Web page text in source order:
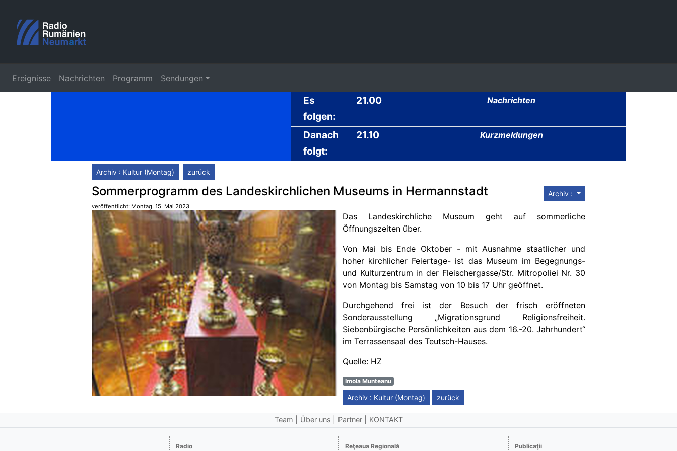
Ereignisse Nachrichten Programm Sendungen
Es
folgen:
21.00 Nachrichten
Danach
folgt:
21.10 Kurzmeldungen
Archiv : Kultur (Montag) zurück
Archiv :
Sommerprogramm des Landeskirchlichen Museums in Hermannstadt
veröffentlicht: Montag, 15. Mai 2023
Das Landeskirchliche Museum geht auf sommerliche
Öffnungszeiten über.
Von Mai bis Ende Oktober - mit Ausnahme staatlicher und
hoher kirchlicher Feiertage- ist das Museum im Begegnungs-
und Kulturzentrum in der Fleischergasse/Str. Mitropoliei Nr. 30
von Montag bis Samstag von 10 bis 17 Uhr geöffnet.
Durchgehend frei ist der Besuch der frisch eröffneten
Sonderausstellung „Migrationsgrund Religionsfreiheit.
Siebenbürgische Persönlichkeiten aus dem 16.-20. Jahrhundert“
im Terrassensaal des Teutsch-Hauses.
Quelle: HZ
Imola Munteanu
Archiv : Kultur (Montag) zurück
Team Über uns Partner KONTAKT
Radio Reţeaua Regională Publicaţii